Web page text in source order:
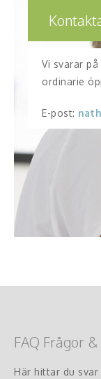
Vi svarar
ordinarie
E-post:
FAQ Frågor
Här hittar du